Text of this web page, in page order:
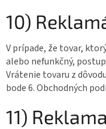
10)
V prípade, že tovar,
alebo nefunkčný,
Vrátenie tovaru z
bode 6. Obchodných
11)